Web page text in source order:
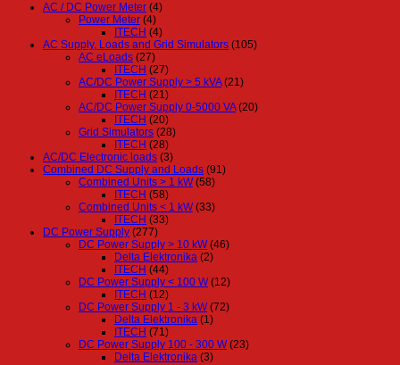
AC / DC Power Meter (4)
Power Meter (4)
ITECH (4)
AC Supply, Loads and Grid Simulators (105)
AC eLoads (27)
ITECH (27)
AC/DC Power Supply > 5 kVA (21)
ITECH (21)
AC/DC Power Supply 0-5000 VA (20)
ITECH (20)
Grid Simulators (28)
ITECH (28)
AC/DC Electronic loads (3)
Combined DC Supply and Loads (91)
Combined Units > 1 kW (58)
ITECH (58)
Combined Units < 1 kW (33)
ITECH (33)
DC Power Supply (277)
DC Power Supply > 10 kW (46)
Delta Elektronika (2)
ITECH (44)
DC Power Supply < 100 W (12)
ITECH (12)
DC Power Supply 1 - 3 kW (72)
Delta Elektronika (1)
ITECH (71)
DC Power Supply 100 - 300 W (23)
Delta Elektronika (3)